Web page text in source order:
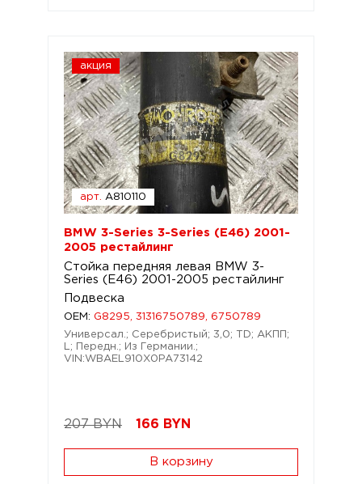
акция
арт. A810110
BMW 3-Series 3-Series (E46) 2001-
2005 рестайлинг
Стойка передняя левая BMW 3-
Series (E46) 2001-2005 рестайлинг
Подвеска
OEM: G8295, 31316750789, 6750789
Универсал.; Серебристый; 3,0; TD; АКПП;
L; Передн.; Из Германии.;
VIN:WBAEL910X0PA73142
207 BYN 166 BYN
В корзину